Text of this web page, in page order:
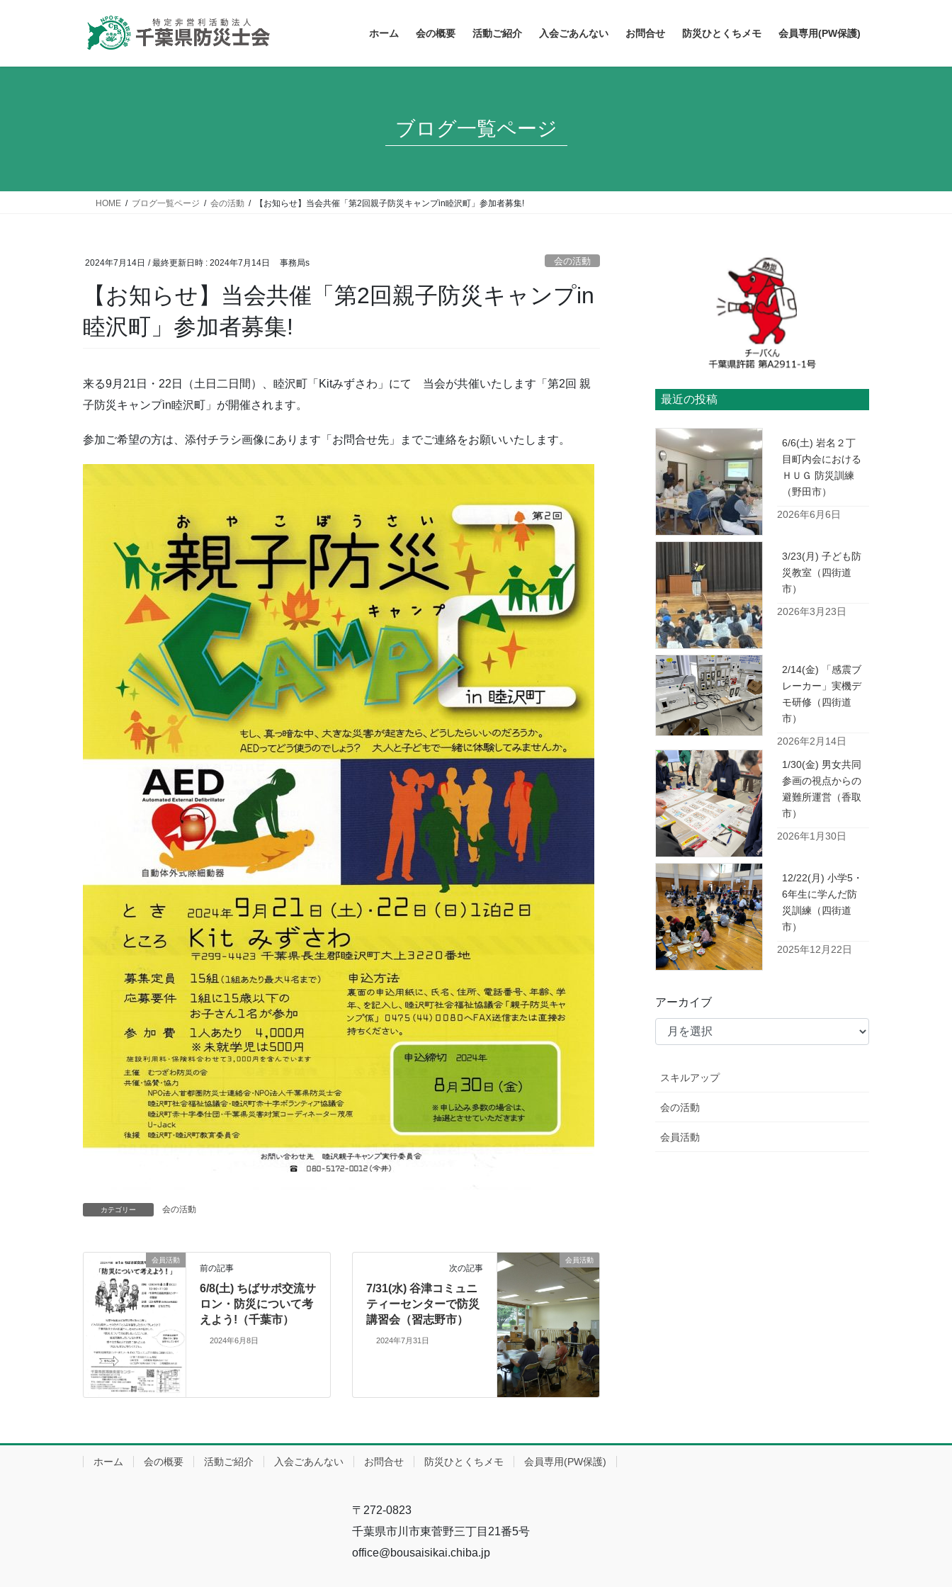
ホーム 会の概要 活動ご紹介 入会ごあんない お問合せ 防災ひとくちメモ 会員専用(PW保護)
ブログ一覧ページ
HOME ブログ一覧ページ 会の活動 【お知らせ】当会共催「第2回親子防災キャンプin睦沢町」参加者募集!
2024年7月14日 / 最終更新日時 : 2024年7月14日 事務局s 会の活動
【お知らせ】当会共催「第2回親子防災キャンプin
睦沢町」参加者募集!
来る9月21日・22日（土日二日間）、睦沢町「Kitみずさわ」にて 当会が共催いたします「第2回 親
子防災キャンプin睦沢町」が開催されます。
参加ご希望の方は、添付チラシ画像にあります「お問合せ先」までご連絡をお願いいたします。
カテゴリー 会の活動
会員活動
前の記事
6/8(土) ちばサポ交流サ
ロン・防災について考
えよう!（千葉市）
2024年6月8日
会員活動
次の記事
7/31(水) 谷津コミュニ
ティーセンターで防災
講習会（習志野市）
2024年7月31日
最近の投稿
6/6(土) 岩名２丁
目町内会における
ＨＵＧ 防災訓練
（野田市）
2026年6月6日
3/23(月) 子ども防
災教室（四街道
市）
2026年3月23日
2/14(金) 「感震ブ
レーカー」実機デ
モ研修（四街道
市）
2026年2月14日
1/30(金) 男女共同
参画の視点からの
避難所運営（香取
市）
2026年1月30日
12/22(月) 小学5・
6年生に学んだ防
災訓練（四街道
市）
2025年12月22日
アーカイブ
スキルアップ
会の活動
会員活動
ホーム 会の概要 活動ご紹介 入会ごあんない お問合せ 防災ひとくちメモ 会員専用(PW保護)
〒272-0823
千葉県市川市東菅野三丁目21番5号
office@bousaisikai.chiba.jp